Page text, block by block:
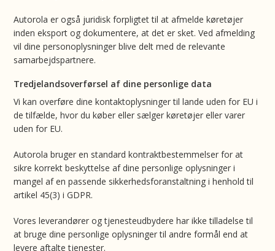
Autorola er også juridisk forpligtet til at afmelde køretøjer
inden eksport og dokumentere, at det er sket. Ved afmelding
vil dine personoplysninger blive delt med de relevante
samarbejdspartnere.
Tredjelandsoverførsel af dine personlige data
Vi kan overføre dine kontaktoplysninger til lande uden for EU i
de tilfælde, hvor du køber eller sælger køretøjer eller varer
uden for EU.
Autorola bruger en standard kontraktbestemmelser for at
sikre korrekt beskyttelse af dine personlige oplysninger i
mangel af en passende sikkerhedsforanstaltning i henhold til
artikel 45(3) i GDPR.
Vores leverandører og tjenesteudbydere har ikke tilladelse til
at bruge dine personlige oplysninger til andre formål end at
levere aftalte tjenester.